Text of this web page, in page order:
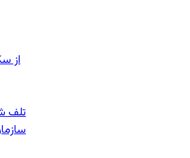
از
تلف شدن ۷۵ هزار قطعه ماهی در رودخانه